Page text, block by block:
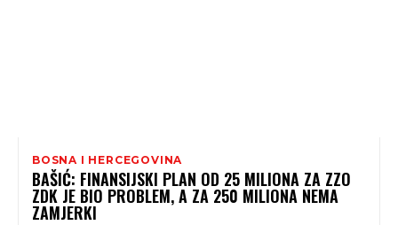
BOSNA I HERCEGOVINA
BAŠIĆ: FINANSIJSKI PLAN OD 25 MILIONA ZA ZZO
ZDK JE BIO PROBLEM, A ZA 250 MILIONA NEMA
ZAMJERKI